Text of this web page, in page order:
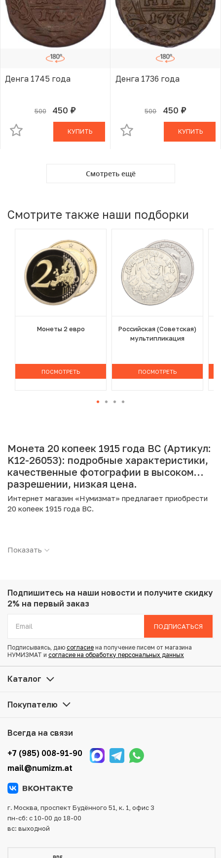
Денга 1745 года
500 450 руб.
В КОРЗИНЕ
КУПИТЬ
Денга 1736 года
500 450 руб.
В КОРЗИНЕ
КУПИТЬ
Смотреть ещё
Смотрите также наши подборки
Монеты 2 евро
ПОСМОТРЕТЬ
Российская (Советская)
мультипликация
ПОСМОТРЕТЬ
Монета 20 копеек 1915 года ВС (Артикул:
K12-26053): подробные характеристики,
качественные фотографии в высоком
разрешении, низкая цена.
Интернет магазин «Нумизмат» предлагает приобрести
20 копеек 1915 года ВС.
Страна: Российская Империя
Металл: Серебро
Проба: 500
Купить 20 копеек 1915 года ВС по привлекательной цене
можно в нашем интернет-магазине — Вам достаточно
Для вашего удобства представлены несколько способов
оплаты и доставки заказа. Все отправления надежно и
тщательно упаковываются, что исключает возможность
повреждения во время доставки.
Показать
Подпишитесь на наши новости и получите скидку
2% на первый заказ
ПОДПИСАТЬСЯ
Подписываясь, даю согласие на получение писем от магазина
НУМИЗМАТ и согласие на обработку персональных данных
Каталог
Покупателю
Всегда на связи
+7 (985) 008-91-90
mail@numizm.at
г. Москва, проспект Будённого 51, к. 1, офис 3
пн-сб: с 10-00 до 18-00
вс: выходной